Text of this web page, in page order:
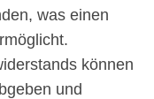
was einen
können
und